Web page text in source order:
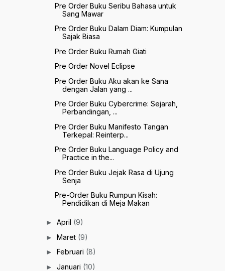
Pre Order Buku Seribu Bahasa untuk
Sang Mawar
Pre Order Buku Dalam Diam: Kumpulan
Sajak Biasa
Pre Order Buku Rumah Giati
Pre Order Novel Eclipse
Pre Order Buku Aku akan ke Sana
dengan Jalan yang ...
Pre Order Buku Cybercrime: Sejarah,
Perbandingan, ...
Pre Order Buku Manifesto Tangan
Terkepal: Reinterp...
Pre Order Buku Language Policy and
Practice in the...
Pre Order Buku Jejak Rasa di Ujung
Senja
Pre-Order Buku Rumpun Kisah:
Pendidikan di Meja Makan
► April (9)
► Maret (9)
► Februari (8)
► Januari (10)